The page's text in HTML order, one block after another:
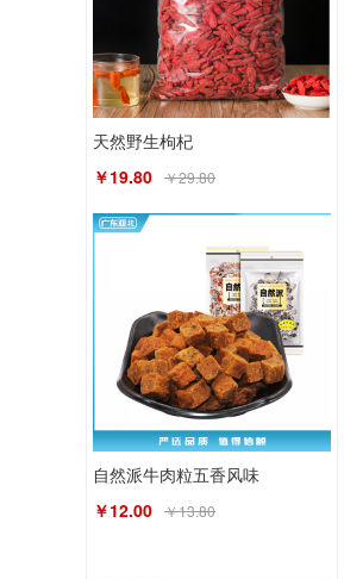
天然野生枸杞
￥19.80 ￥29.80
自然派牛肉粒五香风味
￥12.00 ￥13.80